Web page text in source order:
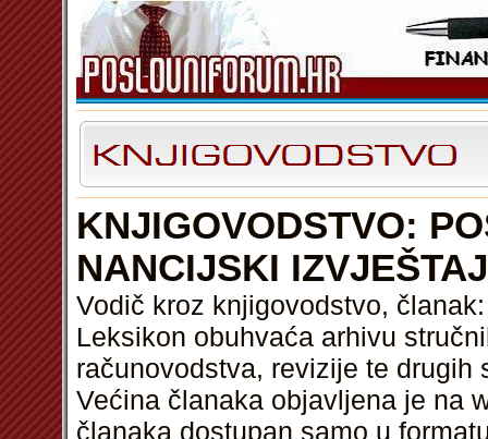
KNJIGOVODSTVO:
NANCIJSKI
Vodič kroz knjigovodstvo,
Leksikon obuhvaća arhivu
računovodstva, revizije te drugih
Većina članaka objavljena je na
članaka dostupan samo u